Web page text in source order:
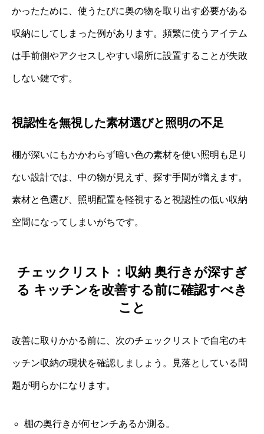
かったために、使うたびに奥の物を取り出す必要がある
収納にしてしまった例があります。頻繁に使うアイテム
は手前側やアクセスしやすい場所に設置することが失敗
しない鍵です。
視認性を無視した素材選びと照明の不足
棚が深いにもかかわらず暗い色の素材を使い照明も足り
ない設計では、中の物が見えず、探す手間が増えます。
素材と色選び、照明配置を軽視すると視認性の低い収納
空間になってしまいがちです。
チェックリスト：収納 奥行きが深すぎ
る キッチンを改善する前に確認すべき
こと
改善に取りかかる前に、次のチェックリストで自宅のキ
ッチン収納の現状を確認しましょう。見落としている問
題が明らかになります。
棚の奥行きが何センチあるか測る。